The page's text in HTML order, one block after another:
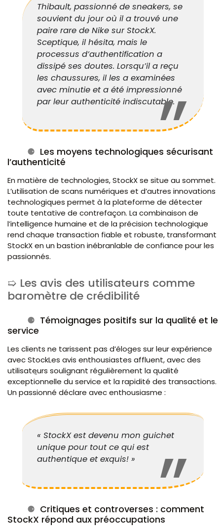
Thibault, passionné de sneakers, se
souvient du jour où il a trouvé une
paire rare de Nike sur StockX.
Sceptique, il hésita, mais le
processus d’authentification a
dissipé ses doutes. Lorsqu’il a reçu
les chaussures, il les a examinées
avec minutie et a été impressionné
par leur authenticité indiscutable.
Les moyens technologiques sécurisant
l’authenticité
En matière de technologies, StockX se situe au sommet.
L’utilisation de scans numériques et d’autres innovations
technologiques permet à la plateforme de détecter
toute tentative de contrefaçon. La combinaison de
l’intelligence humaine et de la précision technologique
rend chaque transaction fiable et robuste, transformant
StockX en un bastion inébranlable de confiance pour les
passionnés.
Les avis des utilisateurs comme
baromètre de crédibilité
Témoignages positifs sur la qualité et le
service
Les clients ne tarissent pas d’éloges sur leur expérience
avec StockLes avis enthousiastes affluent, avec des
utilisateurs soulignant régulièrement la qualité
exceptionnelle du service et la rapidité des transactions.
Un passionné déclare avec enthousiasme :
« StockX est devenu mon guichet
unique pour tout ce qui est
authentique et exquis! »
Critiques et controverses : comment
StockX répond aux préoccupations